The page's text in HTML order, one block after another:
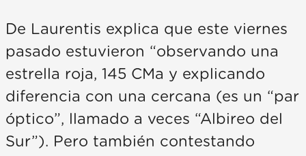
De Laurentis explica que este viernes
pasado estuvieron “observando una
estrella roja, 145 CMa y explicando
diferencia con una cercana (es un “par
óptico”, llamado a veces “Albireo del
Sur”). Pero también contestando